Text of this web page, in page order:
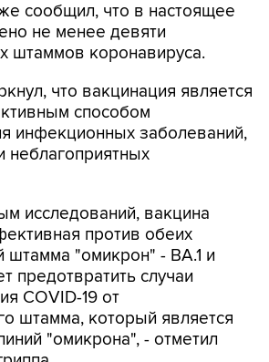
сообщил, что в настоящее
не менее девяти
штаммов коронавируса.
что вакцинация является
способом
инфекционных заболеваний,
неблагоприятных
исследований, вакцина
против обеих
штамма "омикрон" - BA.1 и
предотвратить случаи
COVID-19 от
штамма, который является
"омикрона", - отметил